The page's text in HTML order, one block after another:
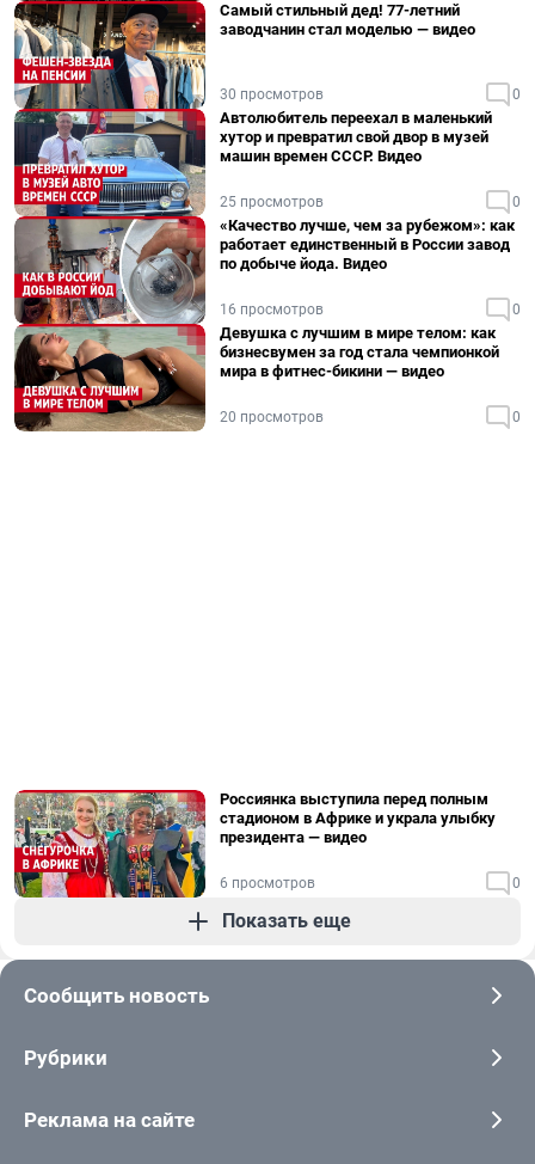
Самый стильный дед! 77-летний
заводчанин стал моделью — видео
30 просмотров 0
Автолюбитель переехал в маленький
хутор и превратил свой двор в музей
машин времен СССР. Видео
25 просмотров 0
«Качество лучше, чем за рубежом»: как
работает единственный в России завод
по добыче йода. Видео
16 просмотров 0
Девушка с лучшим в мире телом: как
бизнесвумен за год стала чемпионкой
мира в фитнес-бикини — видео
20 просмотров 0
Россиянка выступила перед полным
стадионом в Африке и украла улыбку
президента — видео
6 просмотров 0
Показать еще
Сообщить новость
Рубрики
Реклама на сайте